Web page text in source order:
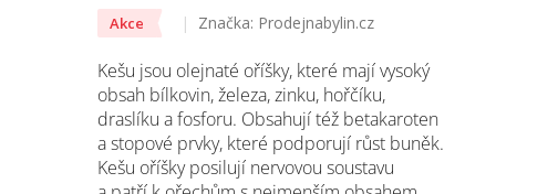
Kešu jsou olejnaté oříšky, které mají vysoký
obsah bílkovin, železa, zinku, hořčíku,
draslíku a fosforu. Obsahují též betakaroten
a stopové prvky, které podporují růst buněk.
Kešu oříšky posilují nervovou soustavu
Akce Značka: Prodejnabylin.cz